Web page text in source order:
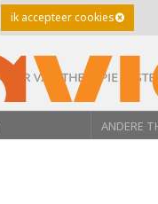
ik accepteer cookies
ANDERE